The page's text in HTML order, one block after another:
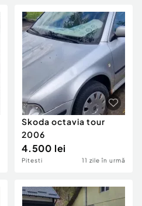
Skoda octavia tour
2006
4.500 lei
Pitesti 11 zile în urmă